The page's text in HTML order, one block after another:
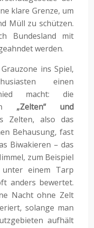
klare Grenze, um
Müll zu schützen.
Bundesland mit
werden.
ins Spiel,
einen
macht: die
„Zelten“ und
Zelten, also das
Behausung, fast
Biwakieren – das
zum Beispiel
einem Tarp
anders bewertet.
Nacht ohne Zelt
solange man
aufhält